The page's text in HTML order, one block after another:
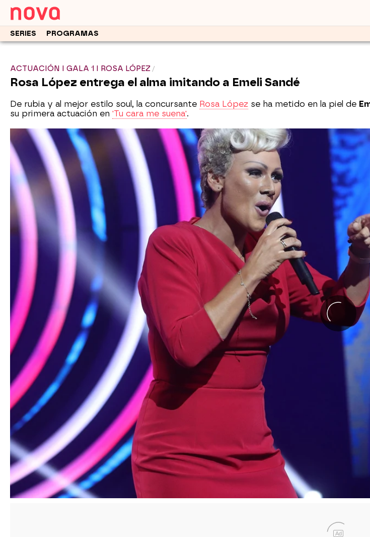
SERIES PROGRAMAS
ACTUACIÓN I GALA 1 I ROSA LÓPEZ
Rosa López entrega el alma imitando a Emeli Sandé
De rubia y al mejor estilo soul, la concursante Rosa López se ha metido en la piel de
su primera actuación en 'Tu cara me suena'.
Ad